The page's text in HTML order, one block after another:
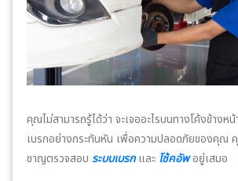
คุณไม่สามารถรู้ได้ว่า จะเจออะไรบนทางโค้งข้างห
เบรกอย่างกระทันหัน เพื่อความปลอดภัยของคุณ
ชาญตรวจสอบ ระบบเบรกและ โช้คอัพอยู่เสมอ